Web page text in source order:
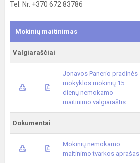
Tel. Nr. +370 672 83786
Mokinių maitinimas
Valgiaraščiai
Jonavos Panerio pradinės
mokyklos mokinių 15
dienų nemokamo
maitinimo valgiaraštis
Dokumentai
Mokinių nemokamo
maitinimo tvarkos aprašas